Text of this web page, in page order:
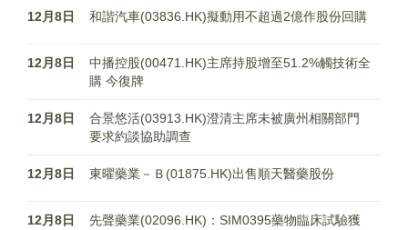
12月8日 和諧汽車(03836.HK)擬動用不超過2億作股份回購
12月8日
中播控股(00471.HK)主席持股增至51.2%觸技術全
購 今復牌
12月8日
合景悠活(03913.HK)澄清主席未被廣州相關部門
要求約談協助調查
12月8日 東曜藥業－Ｂ(01875.HK)出售順天醫藥股份
12月8日
先聲藥業(02096.HK)：SIM0395藥物臨床試驗獲